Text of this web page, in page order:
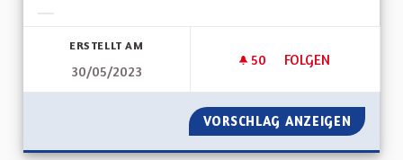
ERSTELLT AM
30/05/2023
50 50 FOLLOWER
FOLGEN
AGIR ENSEMBLE
VORSCHLAG ANZEIGEN AGIR